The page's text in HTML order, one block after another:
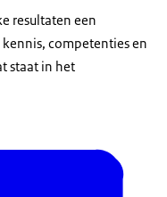
resultaten een
competenties en
staat in het